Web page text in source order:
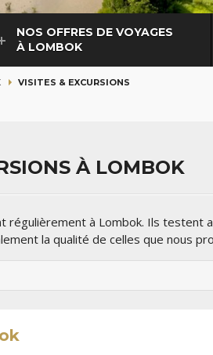
NOS OFFRES DE VOYAGES
À LOMBOK
VISITES & EXCURSIONS
À LOMBOK
régulièrement à Lombok. Ils testent
la qualité de celles que nous